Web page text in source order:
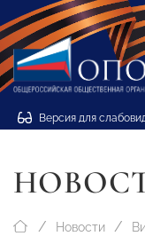
Версия для
Новости